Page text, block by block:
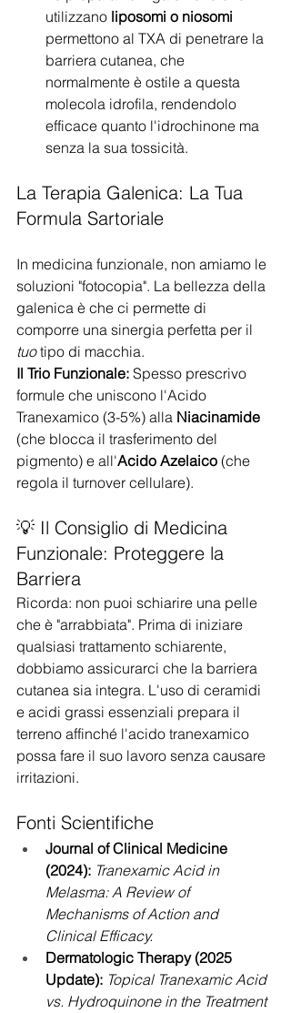
utilizzano liposomi o niosomi
permettono al TXA di penetrare la
barriera cutanea, che
normalmente è ostile a questa
molecola idrofila, rendendolo
efficace quanto l'idrochinone ma
senza la sua tossicità.
La Terapia Galenica: La Tua
Formula Sartoriale
In medicina funzionale, non amiamo le
soluzioni "fotocopia". La bellezza della
galenica è che ci permette di
comporre una sinergia perfetta per il
tuo tipo di macchia.
Il Trio Funzionale: Spesso prescrivo
formule che uniscono l'Acido
Tranexamico (3-5%) alla Niacinamide
(che blocca il trasferimento del
pigmento) e all'Acido Azelaico (che
regola il turnover cellulare).
💡 Il Consiglio di Medicina
Funzionale: Proteggere la
Barriera
Ricorda: non puoi schiarire una pelle
che è "arrabbiata". Prima di iniziare
qualsiasi trattamento schiarente,
dobbiamo assicurarci che la barriera
cutanea sia integra. L'uso di ceramidi
e acidi grassi essenziali prepara il
terreno affinché l'acido tranexamico
possa fare il suo lavoro senza causare
irritazioni.
Fonti Scientifiche
Journal of Clinical Medicine
(2024): Tranexamic Acid in
Melasma: A Review of
Mechanisms of Action and
Clinical Efficacy.
Dermatologic Therapy (2025
Update): Topical Tranexamic Acid
vs. Hydroquinone in the Treatment